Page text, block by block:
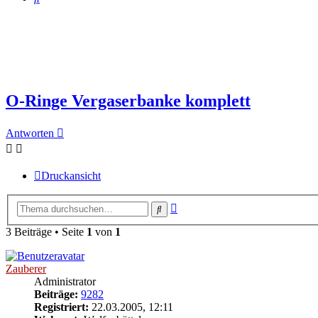
O-Ringe Vergaserbanke komplett
Antworten
Druckansicht
Suche
3 Beiträge • Seite 1 von 1
Zauberer
Administrator
Beiträge: 9282
Registriert: 22.03.2005, 12:11